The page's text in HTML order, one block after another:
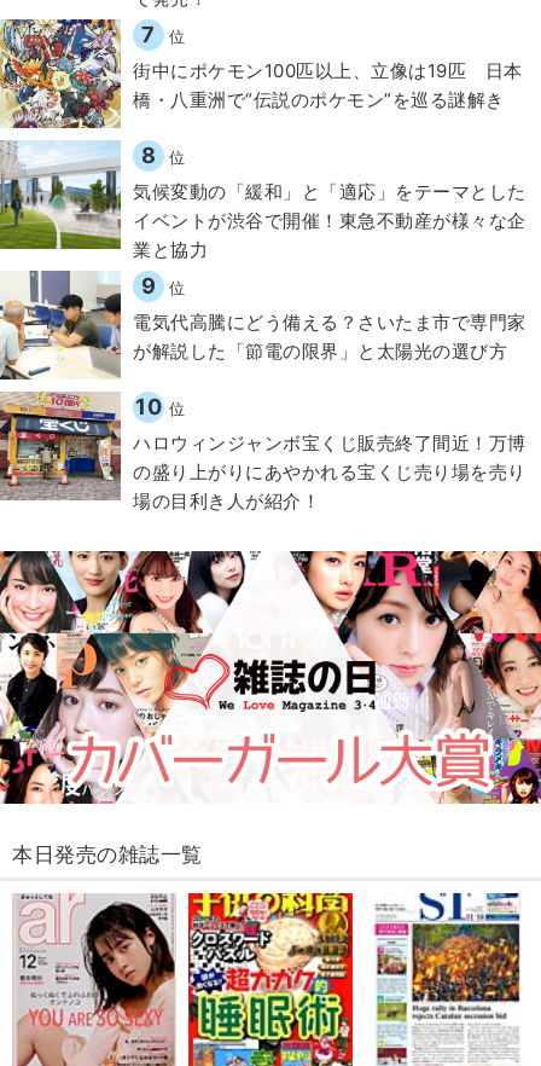
7 位
街中にポケモン100匹以上、立像は19匹 日本
橋・八重洲で“伝説のポケモン”を巡る謎解き
8 位
気候変動の「緩和」と「適応」をテーマとした
イベントが渋谷で開催！東急不動産が様々な企
業と協力
9 位
電気代高騰にどう備える？さいたま市で専門家
が解説した「節電の限界」と太陽光の選び方
10 位
ハロウィンジャンボ宝くじ販売終了間近！万博
の盛り上がりにあやかれる宝くじ売り場を売り
場の目利き人が紹介！
本日発売の雑誌一覧